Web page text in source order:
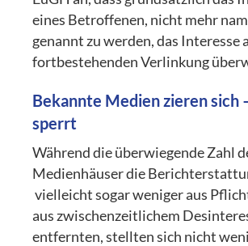
eines Betroffenen, nicht mehr
genannt zu werden, das Interesse
fortbestehenden Verlinkung
Bekannte Medien zieren sich
sperrt
Während die überwiegende Zahl
Medienhäuser die
vielleicht sogar weniger aus
aus zwischenzeitlichem
entfernten, stellten sich nicht